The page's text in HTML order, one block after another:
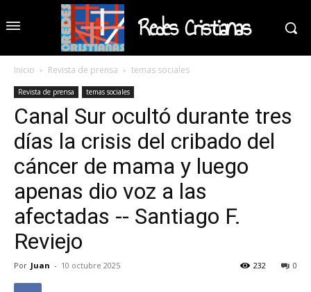
Redes Cristianas
Inicio Revista de prensa temas sociales
Revista de prensa temas sociales
Canal Sur ocultó durante tres
días la crisis del cribado del
cáncer de mama y luego
apenas dio voz a las
afectadas -- Santiago F.
Reviejo
Por Juan - 10 octubre 2025 0
232